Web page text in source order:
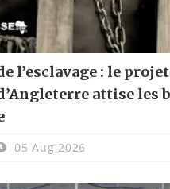
l’esclavage : le
attise les
05 Aug 2026